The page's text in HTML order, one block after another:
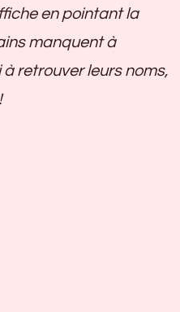
en pointant la
manquent à
à retrouver leurs noms,